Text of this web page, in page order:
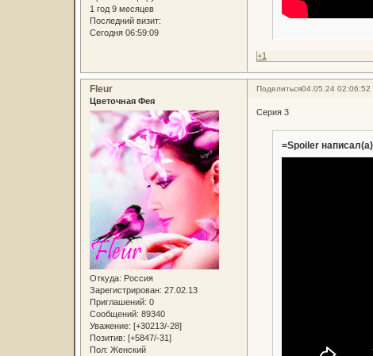
1 год 9 месяцев
Последний визит:
Сегодня 06:59:09
+1
Поделиться04.05.24 02:06:52
Fleur
Цветочная Фея
Откуда: Россия
Зарегистрирован: 27.02.13
Приглашений: 0
Сообщений: 89340
Уважение: [+30213/-28]
Позитив: [+5847/-31]
Пол: Женский
Серия 3
=Spoiler